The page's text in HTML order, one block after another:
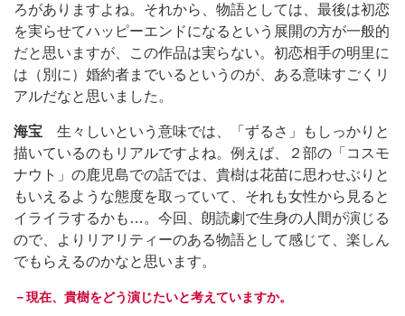
ろがありますよね。それから、物語としては、最後は初恋
を実らせてハッピーエンドになるという展開の方が一般的
だと思いますが、この作品は実らない。初恋相手の明里に
は（別に）婚約者までいるというのが、ある意味すごくリ
アルだなと思いました。
海宝 生々しいという意味では、「ずるさ」もしっかりと
描いているのもリアルですよね。例えば、２部の「コスモ
ナウト」の鹿児島での話では、貴樹は花苗に思わせぶりと
もいえるような態度を取っていて、それも女性から見ると
イライラするかも…。今回、朗読劇で生身の人間が演じる
ので、よりリアリティーのある物語として感じて、楽しん
でもらえるのかなと思います。
－現在、貴樹をどう演じたいと考えていますか。